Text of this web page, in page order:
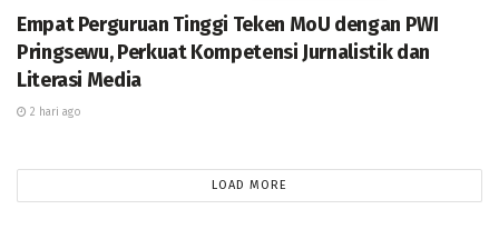
pelayanan kepada pasien.
“Melalui pencanangan Zona Integritas ini, saya
mengajak seluruh jajaran RSUD Pringsewu untuk terus
memperkuat komitmen dalam memberikan pelayanan
budaya kerja, profesionalisme sebagai standar
pelayanan, dan kepuasan masyarakat sebagai tujuan
Empat Perguruan Tinggi Teken MoU dengan PWI
Pringsewu, Perkuat Kompetensi Jurnalistik dan
Literasi Media
2 hari ago
LOAD MORE